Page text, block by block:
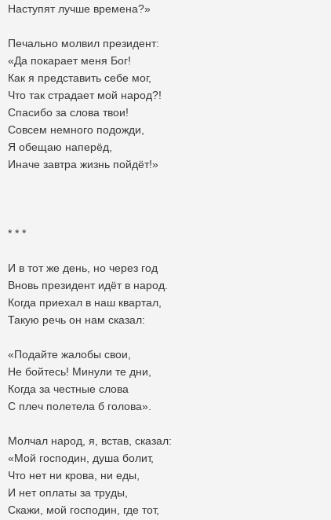
Наступят лучше времена?»
Печально молвил президент:
«Да покарает меня Бог!
Как я представить себе мог,
Что так страдает мой народ?!
Спасибо за слова твои!
Совсем немного подожди,
Я обещаю наперёд,
Иначе завтра жизнь пойдёт!»
* * *
И в тот же день, но через год
Вновь президент идёт в народ.
Когда приехал в наш квартал,
Такую речь он нам сказал:
«Подайте жалобы свои,
Не бойтесь! Минули те дни,
Когда за честные слова
С плеч полетела б голова».
Молчал народ, я, встав, сказал:
«Мой господин, душа болит,
Что нет ни крова, ни еды,
И нет оплаты за труды,
Скажи, мой господин, где тот,